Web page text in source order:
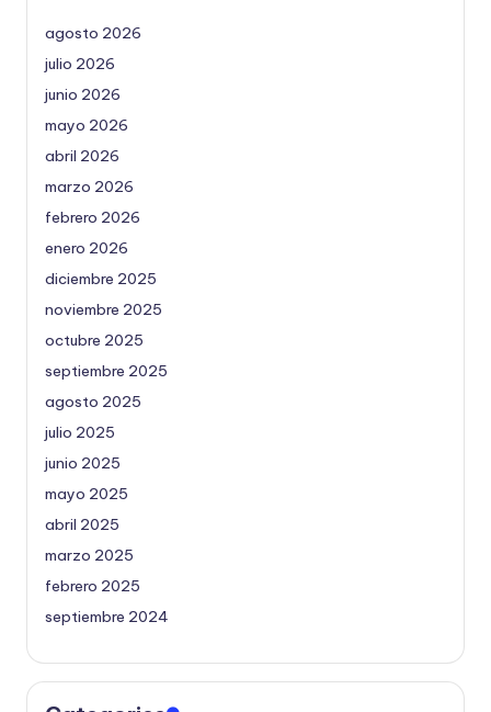
agosto 2026
julio 2026
junio 2026
mayo 2026
abril 2026
marzo 2026
febrero 2026
enero 2026
diciembre 2025
noviembre 2025
octubre 2025
septiembre 2025
agosto 2025
julio 2025
junio 2025
mayo 2025
abril 2025
marzo 2025
febrero 2025
septiembre 2024